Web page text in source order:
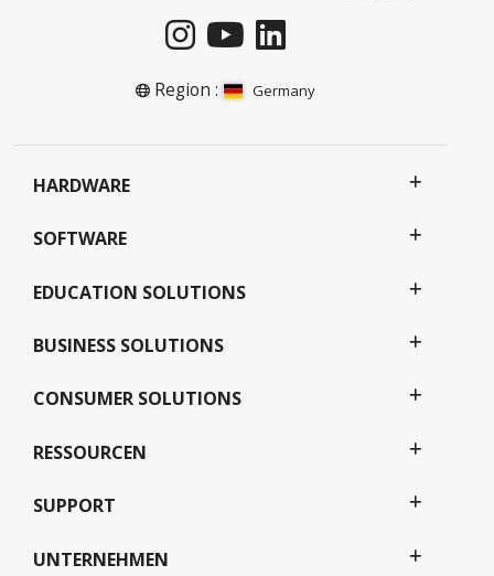
Region : Germany
HARDWARE
SOFTWARE
EDUCATION SOLUTIONS
BUSINESS SOLUTIONS
CONSUMER SOLUTIONS
RESSOURCEN
SUPPORT
UNTERNEHMEN